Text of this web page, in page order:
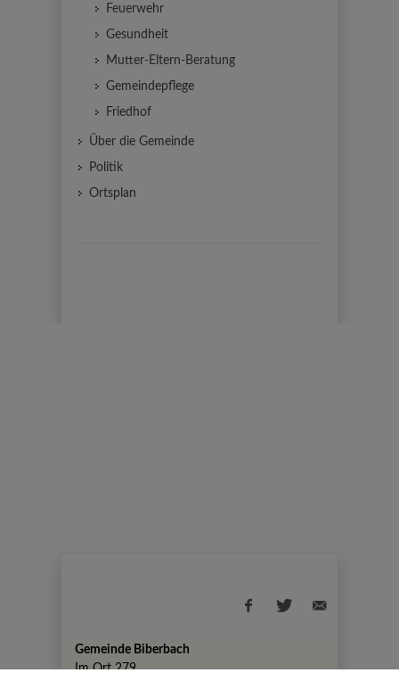
Feuerwehr
Gesundheit
Mutter-Eltern-Beratung
Gemeindepflege
Friedhof
Über die Gemeinde
Politik
Ortsplan
Gemeinde Biberbach
Im Ort 279